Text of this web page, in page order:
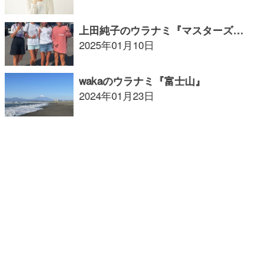
上田純子のウラナミ『マスターズオープンサーフィン選手権大会へ』
2025年01月10日
wakaのウラナミ『富士山』
2024年01月23日